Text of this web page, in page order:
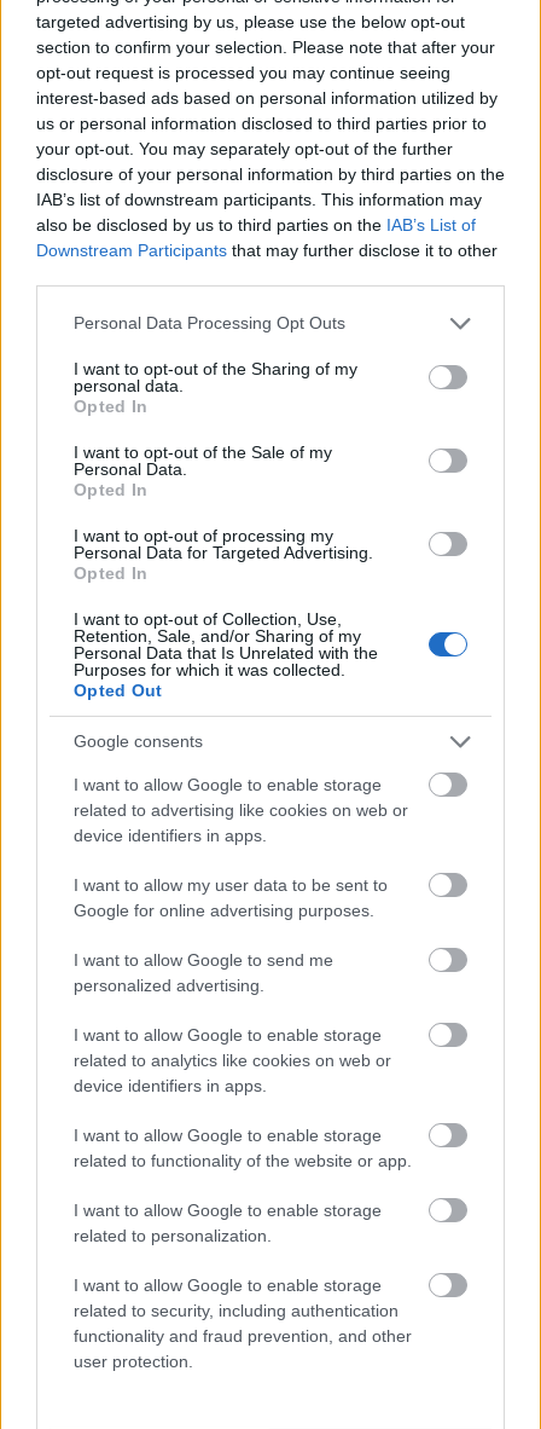
targeted advertising by us, please use the below opt-out
section to confirm your selection. Please note that after your
opt-out request is processed you may continue seeing
interest-based ads based on personal information utilized by
us or personal information disclosed to third parties prior to
your opt-out. You may separately opt-out of the further
disclosure of your personal information by third parties on the
IAB’s list of downstream participants. This information may
also be disclosed by us to third parties on the IAB’s List of
Downstream Participants that may further disclose it to other
Please note that this website/app uses one or more Google
not limited to your visit or usage behaviour. You may click to
grant or deny consent to Google and its third-party tags to
use your data for below specified purposes in below Google
consent section.
Personal Data Processing Opt Outs
I want to opt-out of the Sharing of my
personal data.
Opted In
I want to opt-out of the Sale of my
Personal Data.
Opted In
I want to opt-out of processing my
Personal Data for Targeted Advertising.
Opted In
I want to opt-out of Collection, Use,
Retention, Sale, and/or Sharing of my
Personal Data that Is Unrelated with the
Purposes for which it was collected.
Opted Out
Google consents
I want to allow Google to enable storage
related to advertising like cookies on web or
device identifiers in apps.
I want to allow my user data to be sent to
Google for online advertising purposes.
I want to allow Google to send me
personalized advertising.
I want to allow Google to enable storage
related to analytics like cookies on web or
device identifiers in apps.
I want to allow Google to enable storage
related to functionality of the website or app.
I want to allow Google to enable storage
related to personalization.
I want to allow Google to enable storage
related to security, including authentication
functionality and fraud prevention, and other
user protection.
a 700 vasárnapra utal, amelyet apa és fia
együtt tölthettek. Ez volt az egyetlen nap, ami
kettejüké lehetett, mert Jack Crystal, aki 54
esztendősen szívrohamban halt meg,
rendszerint két-három munkahelyen is
dolgozott. Az elődadásban felvonulnak a
rokonok is, akik hatással voltak a színész
életére.
Crystal komikusi karrierje népszerű televíziós
műsorokban, köztük aSaturday Night Show-
ban kezdődött. Filmes pályafutását olyan
és Sally,azAgyament Harryvagy a C
sak egy kis
pánikés annak folytatása, a
művész többször vezette az Oscar-gálát,
legutóbb 2012-ben.
Forrás:Hirado.hu
Amerika Színház Broadway
AZ EMBERSÉG ÜNNEPE
VECSEI H. MIKLÓS A ZSÁMBÉKI NYÁRI
MUCSI ZOLTÁN VISSZATÉR – EGY ÉLETEM